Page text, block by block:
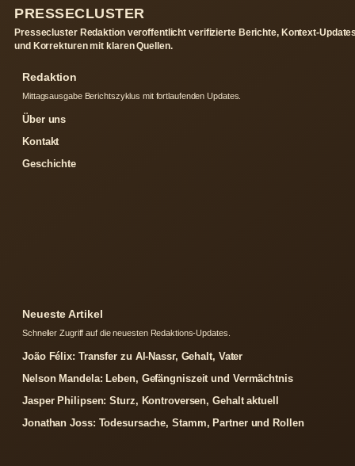
PRESSECLUSTER
Pressecluster Redaktion veroffentlicht verifizierte Berichte, Kontext-
und Korrekturen mit klaren Quellen.
Redaktion
Mittagsausgabe Berichtszyklus mit fortlaufenden Updates.
Über uns
Kontakt
Geschichte
Neueste Artikel
Schneller Zugriff auf die neuesten Redaktions-Updates.
João Félix: Transfer zu Al-Nassr, Gehalt, Vater
Nelson Mandela: Leben, Gefängniszeit und Vermächtnis
Jasper Philipsen: Sturz, Kontroversen, Gehalt aktuell
Jonathan Joss: Todesursache, Stamm, Partner und Rollen